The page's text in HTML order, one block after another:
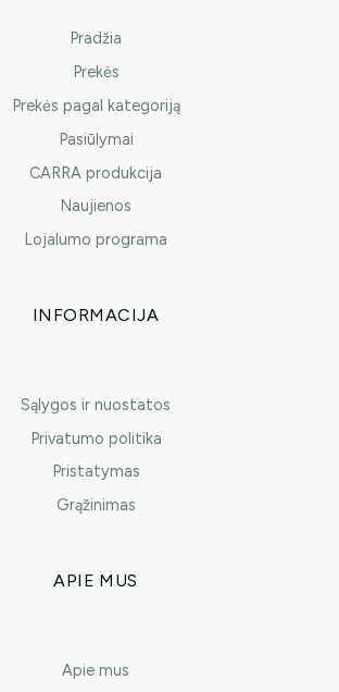
Pradžia
Prekės
Prekės pagal kategoriją
Pasiūlymai
CARRA produkcija
Naujienos
Lojalumo programa
INFORMACIJA
Sąlygos ir nuostatos
Privatumo politika
Pristatymas
Grąžinimas
APIE MUS
Apie mus